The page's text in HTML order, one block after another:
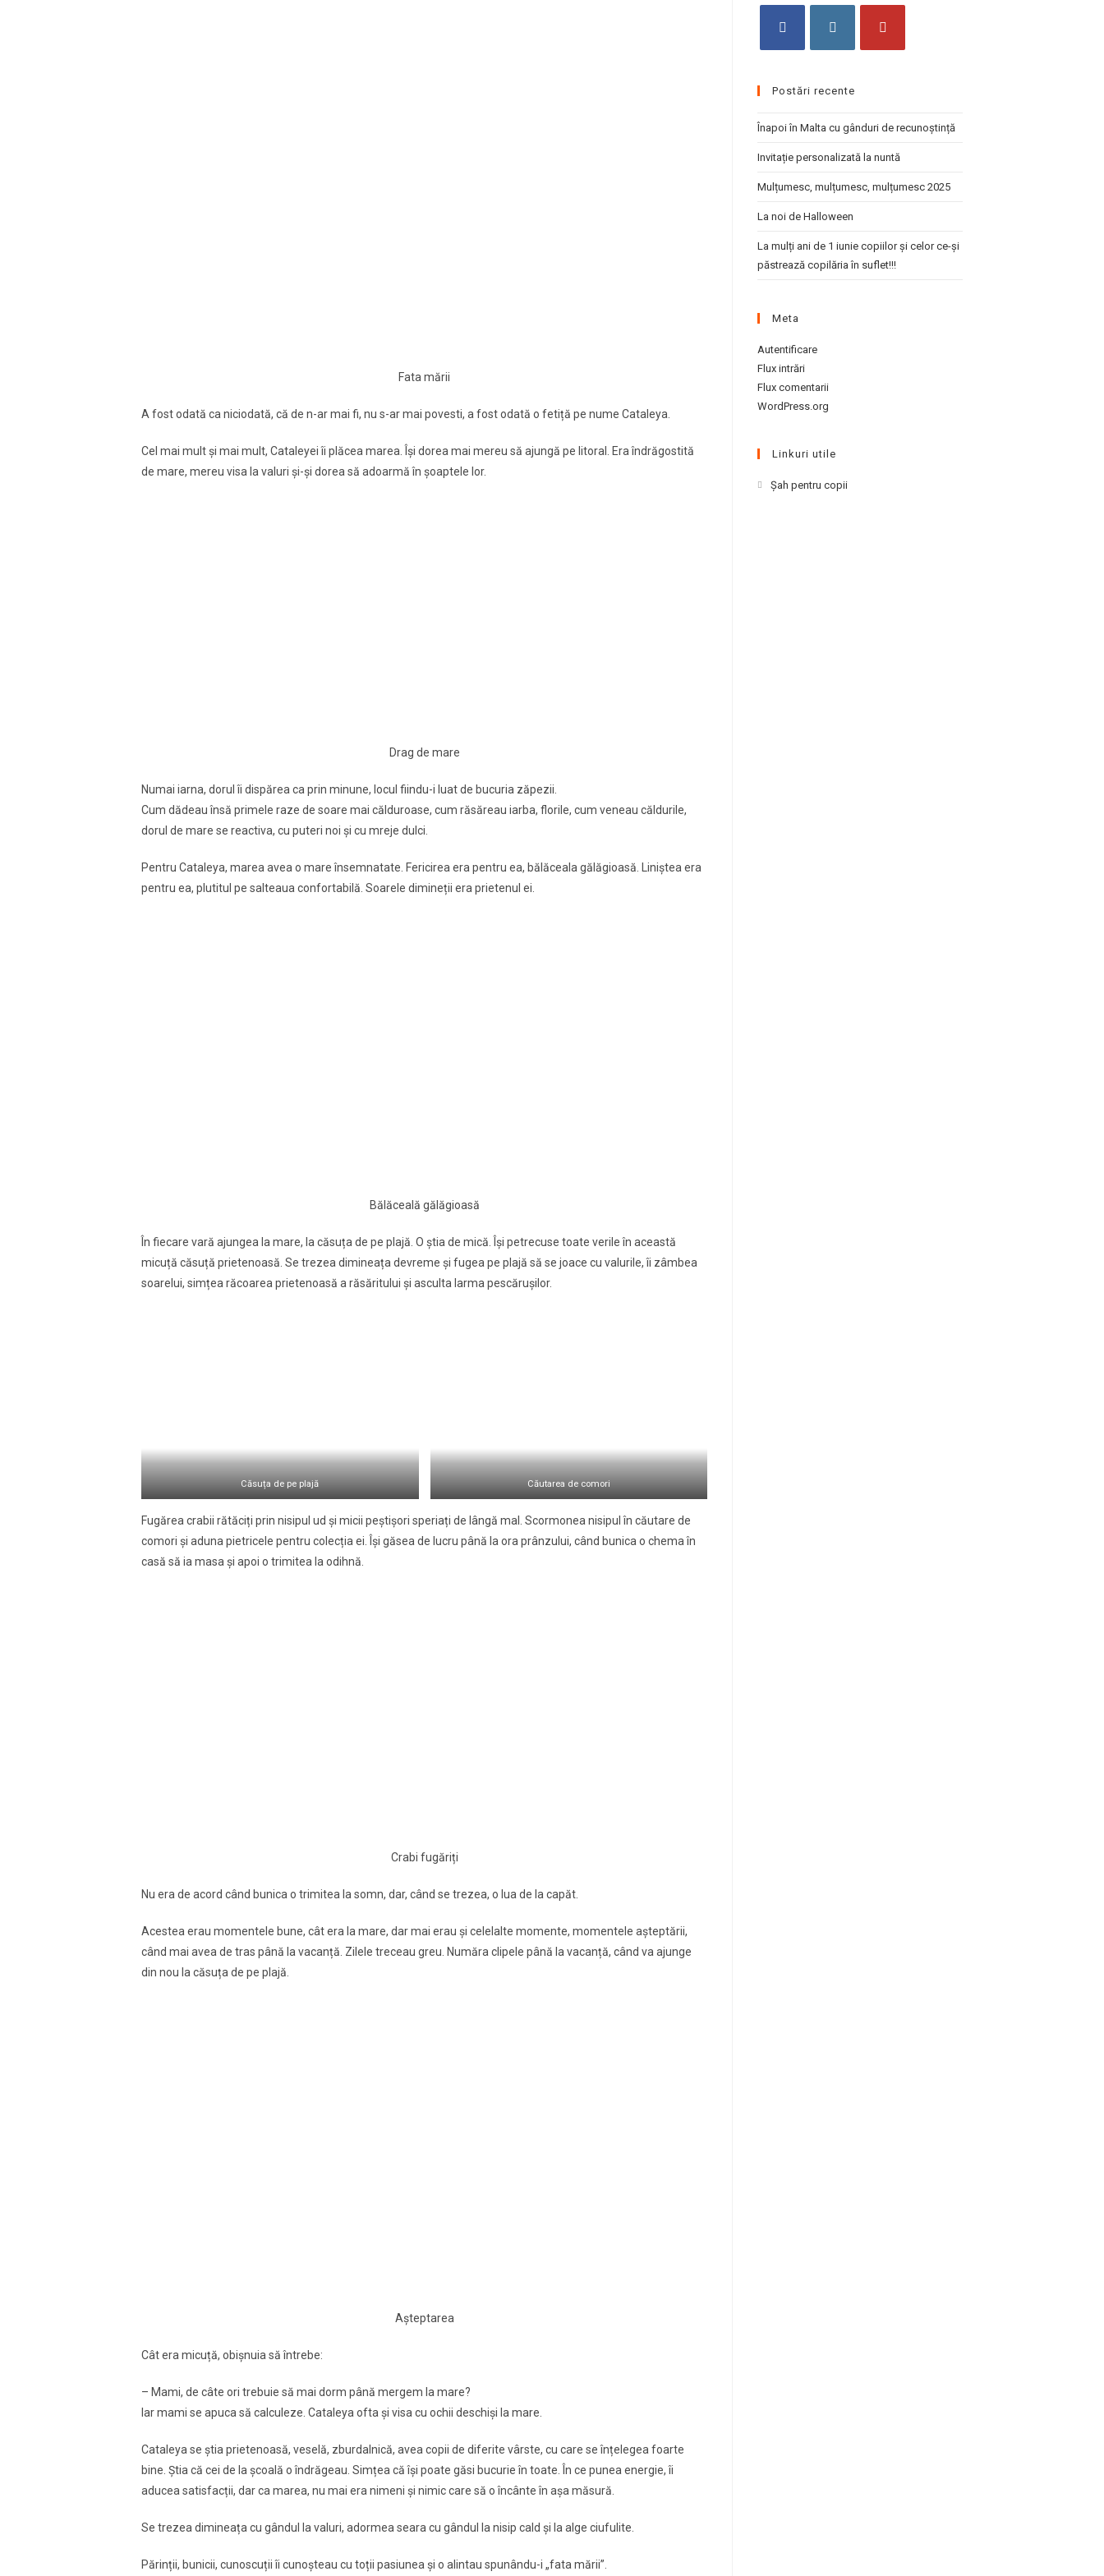
Fata mării
A fost odată ca niciodată, că de n-ar mai fi, nu s-ar mai povesti, a fost odată o fetiță pe nume Cataleya.
Cel mai mult şi mai mult, Cataleyei îi plăcea marea. Îşi dorea mai mereu să ajungă pe litoral. Era îndrăgostită
de mare, mereu visa la valuri şi-şi dorea să adoarmă în şoaptele lor.
Drag de mare
Numai iarna, dorul îi dispărea ca prin minune, locul fiindu-i luat de bucuria zăpezii.
Cum dădeau însă primele raze de soare mai călduroase, cum răsăreau iarba, florile, cum veneau căldurile,
dorul de mare se reactiva, cu puteri noi şi cu mreje dulci.
Pentru Cataleya, marea avea o mare însemnatate. Fericirea era pentru ea, bălăceala gălăgioasă. Liniştea era
pentru ea, plutitul pe salteaua confortabilă. Soarele dimineții era prietenul ei.
Bălăceală gălăgioasă
În fiecare vară ajungea la mare, la căsuța de pe plajă. O ştia de mică. Îşi petrecuse toate verile în această
micuță căsuță prietenoasă. Se trezea dimineața devreme şi fugea pe plajă să se joace cu valurile, îi zâmbea
soarelui, simțea răcoarea prietenoasă a răsăritului şi asculta larma pescăruşilor.
Căsuța de pe plajă Căutarea de comori
Fugărea crabii rătăciți prin nisipul ud şi micii peştişori speriați de lângă mal. Scormonea nisipul în căutare de
comori şi aduna pietricele pentru colecția ei. Îşi găsea de lucru până la ora prânzului, când bunica o chema în
casă să ia masa şi apoi o trimitea la odihnă.
Crabi fugăriți
Nu era de acord când bunica o trimitea la somn, dar, când se trezea, o lua de la capăt.
Acestea erau momentele bune, cât era la mare, dar mai erau şi celelalte momente, momentele aşteptării,
când mai avea de tras până la vacanță. Zilele treceau greu. Număra clipele până la vacanță, când va ajunge
din nou la căsuța de pe plajă.
Așteptarea
Cât era micuță, obişnuia să întrebe:
– Mami, de câte ori trebuie să mai dorm până mergem la mare?
Iar mami se apuca să calculeze. Cataleya ofta şi visa cu ochii deschişi la mare.
Cataleya se ştia prietenoasă, veselă, zburdalnică, avea copii de diferite vârste, cu care se înțelegea foarte
bine. Ştia că cei de la şcoală o îndrăgeau. Simțea că îşi poate găsi bucurie în toate. În ce punea energie, îi
aducea satisfacții, dar ca marea, nu mai era nimeni şi nimic care să o încânte în aşa măsură.
Se trezea dimineața cu gândul la valuri, adormea seara cu gândul la nisip cald şi la alge ciufulite.
Părinții, bunicii, cunoscuții îi cunoşteau cu toții pasiunea şi o alintau spunându-i „fata mării”.
a
new
new
new
Postări recente
Înapoi în Malta cu gânduri de recunoștință
Invitație personalizată la nuntă
Mulțumesc, mulțumesc, mulțumesc 2025
La noi de Halloween
La mulți ani de 1 iunie copiilor și celor ce-și
păstrează copilăria în suflet!!!
Meta
Autentificare
Flux intrări
Flux comentarii
WordPress.org
Linkuri utile
Şah pentru copiiOpens